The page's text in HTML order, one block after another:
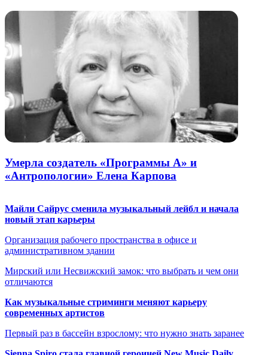
Умерла создатель «Программы А» и
«Антропологии» Елена Карпова
Майли Сайрус сменила музыкальный лейбл и начала
новый этап карьеры
Организация рабочего пространства в офисе и
административном здании
Мирский или Несвижский замок: что выбрать и чем они
отличаются
Как музыкальные стриминги меняют карьеру
современных артистов
Первый раз в бассейн взрослому: что нужно знать заранее